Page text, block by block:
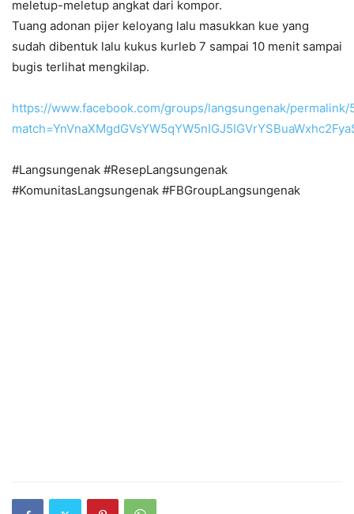
meletup-meletup angkat dari kompor.
Tuang adonan pijer keloyang lalu masukkan kue yang
sudah dibentuk lalu kukus kurleb 7 sampai 10 menit sampai
bugis terlihat mengkilap.
https://www.facebook.com/groups/langsungenak/
#Langsungenak #ResepLangsungenak
#KomunitasLangsungenak #FBGroupLangsungenak